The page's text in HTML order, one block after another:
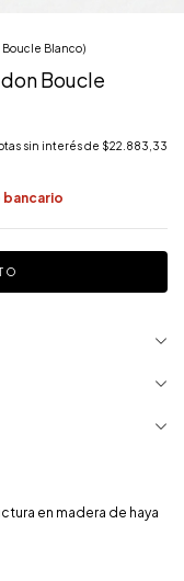
Blanco)
Boucle
sin interés de $22.883,33
en madera de haya